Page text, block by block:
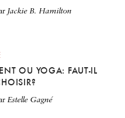
Jackie B. Hamilton
OU YOGA: FAUT-IL
Estelle Gagné